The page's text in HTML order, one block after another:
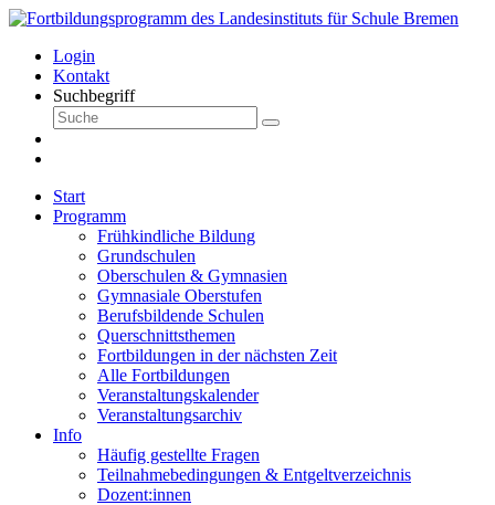
Login
Kontakt
Suchbegriff
Start
Programm
Frühkindliche Bildung
Grundschulen
Oberschulen & Gymnasien
Gymnasiale Oberstufen
Berufsbildende Schulen
Querschnittsthemen
Fortbildungen in der nächsten Zeit
Alle Fortbildungen
Veranstaltungskalender
Veranstaltungsarchiv
Info
Häufig gestellte Fragen
Teilnahmebedingungen & Entgeltverzeichnis
Dozent:innen